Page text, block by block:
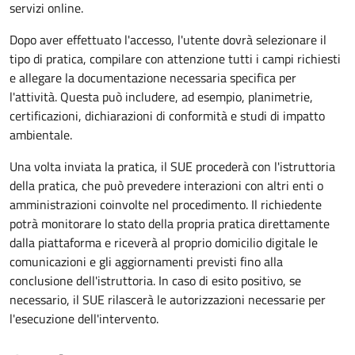
servizi online.
Dopo aver effettuato l'accesso, l'utente dovrà selezionare il
tipo di pratica, compilare con attenzione tutti i campi richiesti
e allegare la documentazione necessaria specifica per
l'attività. Questa può includere, ad esempio, planimetrie,
certificazioni, dichiarazioni di conformità e studi di impatto
ambientale.
Una volta inviata la pratica, il SUE procederà con l'istruttoria
della pratica, che può prevedere interazioni con altri enti o
amministrazioni coinvolte nel procedimento. Il richiedente
potrà monitorare lo stato della propria pratica direttamente
dalla piattaforma e riceverà al proprio domicilio digitale le
comunicazioni e gli aggiornamenti previsti fino alla
conclusione dell'istruttoria. In caso di esito positivo, se
necessario, il SUE rilascerà le autorizzazioni necessarie per
l'esecuzione dell'intervento.